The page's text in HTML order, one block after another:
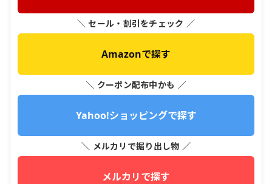
＼ セール・割引をチェック ／
Amazonで探す
＼ クーポン配布中かも ／
Yahoo!ショッピングで探す
＼ メルカリで掘り出し物 ／
メルカリで探す